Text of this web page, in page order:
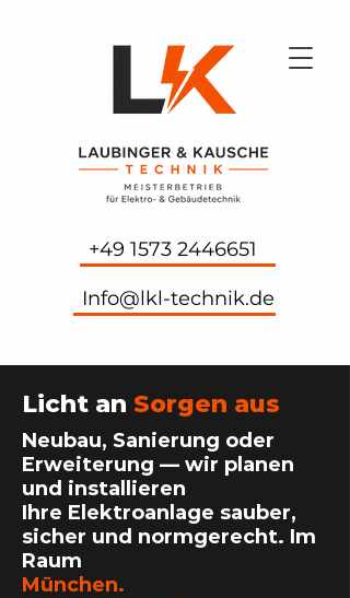
+49 1573 2446651
Info@lkl-technik.de
Neubau, Sanierung oder
Erweiterung — wir planen
und installieren
Ihre Elektroanlage sauber,
sicher und normgerecht. Im
Raum
München.
Licht an Sorgen aus